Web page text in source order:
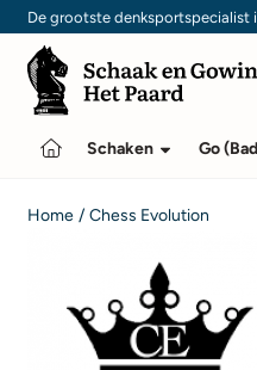
Cookievoorkeuren zijn
De grootste denksportspecialist
Schaken Go
Home / Chess Evolution